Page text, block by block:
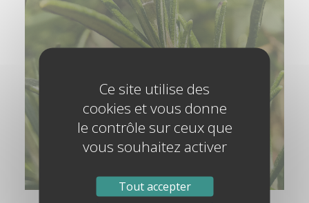
ENTRETENIR SES MUSCLES – PLANTES
Ce site utilise des
cookies et vous donne
le contrôle sur ceux que
vous souhaitez activer
Tout accepter